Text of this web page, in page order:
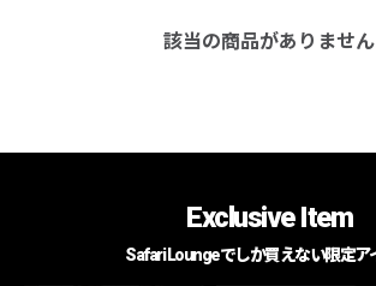
該当の商品がありません
Exclusive Item
Safari Loungeでしか買えない限定ア